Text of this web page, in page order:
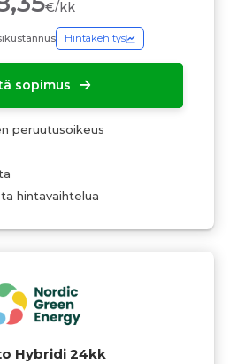
€/kk
Hintakehitys
sopimus
peruutusoikeus
hintavaihtelua
Hybridi 24kk